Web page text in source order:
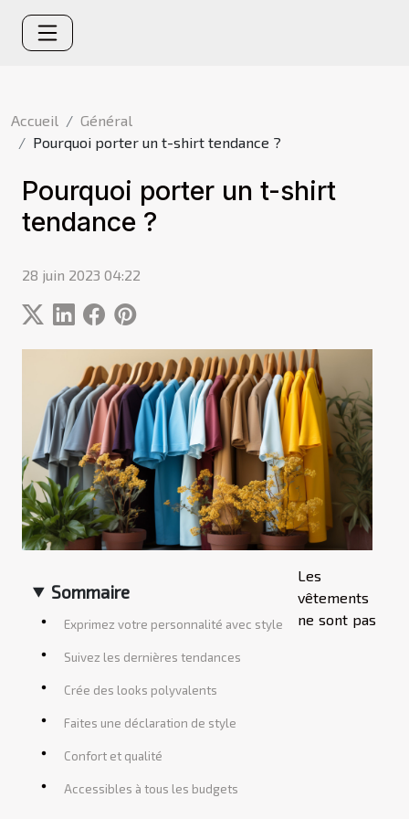
Accueil
Général
Pourquoi porter un t-shirt tendance ?
Pourquoi porter un t-shirt
tendance ?
28 juin 2023 04:22
Sommaire
Exprimez votre personnalité avec style
Suivez les dernières tendances
Crée des looks polyvalents
Faites une déclaration de style
Confort et qualité
Accessibles à tous les budgets
Les
vêtements
ne sont pas